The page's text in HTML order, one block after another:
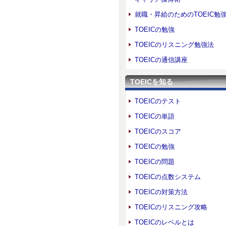
就職・昇給のためのTOEIC勉
TOEICの勉強
TOEICのリスニング勉強法
TOEICの通信講座
TOEICを知る
TOEICのテスト
TOEICの単語
TOEICのスコア
TOEICの勉強
TOEICの問題
TOEICの点数システム
TOEICの対策方法
TOEICのリスニング攻略
TOEICのレベルとは